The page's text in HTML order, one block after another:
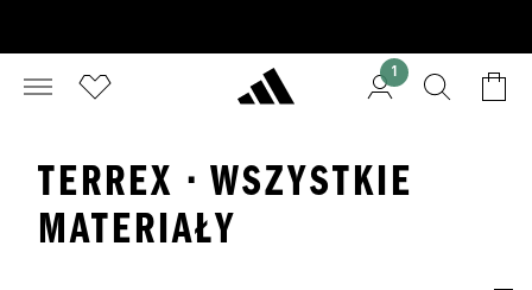
1
TERREX · WSZYSTKIE
MATERIAŁY